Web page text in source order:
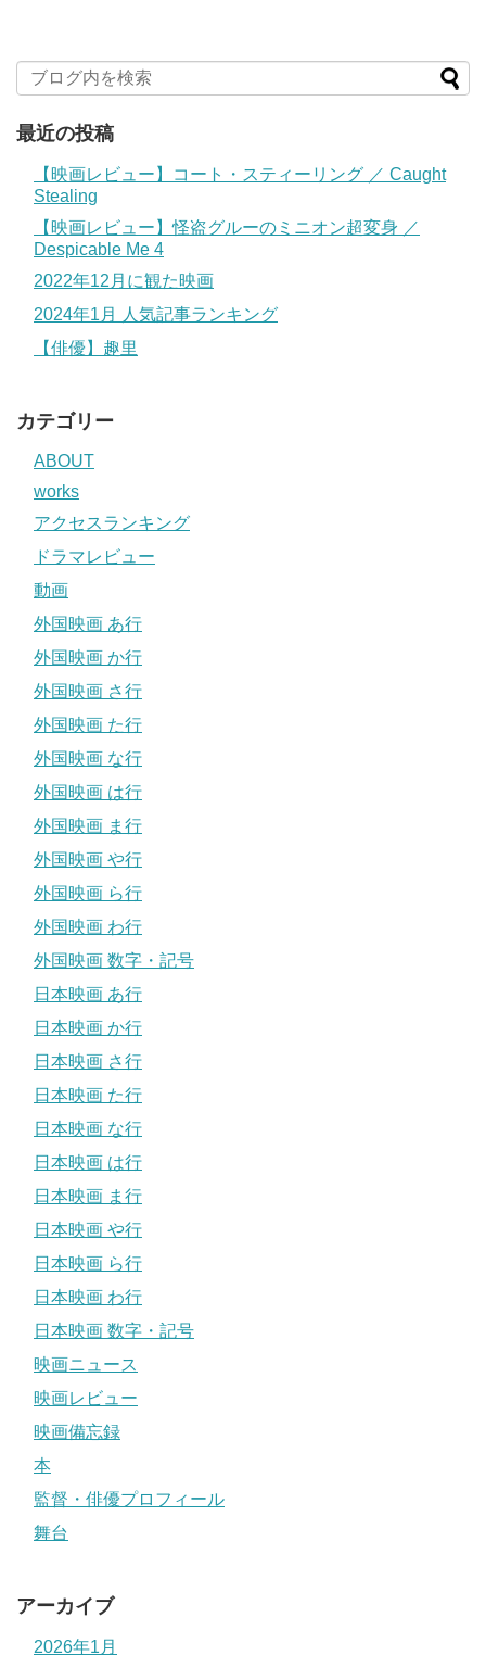
最近の投稿
【映画レビュー】コート・スティーリング ／ Caught
Stealing
【映画レビュー】怪盗グルーのミニオン超変身 ／
Despicable Me 4
2022年12月に観た映画
2024年1月 人気記事ランキング
【俳優】趣里
カテゴリー
ABOUT
works
アクセスランキング
ドラマレビュー
動画
外国映画 あ行
外国映画 か行
外国映画 さ行
外国映画 た行
外国映画 な行
外国映画 は行
外国映画 ま行
外国映画 や行
外国映画 ら行
外国映画 わ行
外国映画 数字・記号
日本映画 あ行
日本映画 か行
日本映画 さ行
日本映画 た行
日本映画 な行
日本映画 は行
日本映画 ま行
日本映画 や行
日本映画 ら行
日本映画 わ行
日本映画 数字・記号
映画ニュース
映画レビュー
映画備忘録
本
監督・俳優プロフィール
舞台
アーカイブ
2026年1月